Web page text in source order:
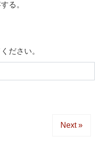
る。
ださい。
Next »